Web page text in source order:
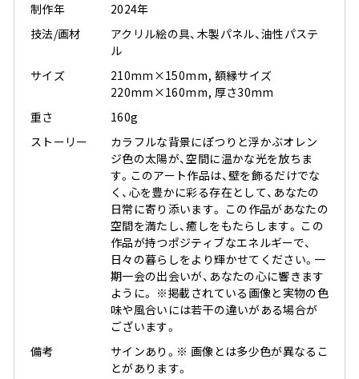
制作年
2024年
技法/画材
アクリル絵の具、木製パネル、油性パステ
ル
サイズ
210mm×150mm, 額縁サイズ
220mm×160mm, 厚さ30mm
重さ
160g
ストーリー
カラフルな背景にぽつりと浮かぶオレン
ジ色の太陽が、空間に温かな光を放ちま
す。このアート作品は、壁を飾るだけでな
く、心を豊かに彩る存在として、あなたの
日常に寄り添います。 この作品があなたの
空間を満たし、癒しをもたらします。 この
作品が持つポジティブなエネルギーで、
日々の暮らしをより輝かせてください。一
期一会の出会いが、あなたの心に響きます
ように。 ※掲載されている画像と実物の色
味や風合いには若干の違いがある場合が
ございます。
備考
サインあり。※ 画像とは多少色が異なるこ
とがあります。